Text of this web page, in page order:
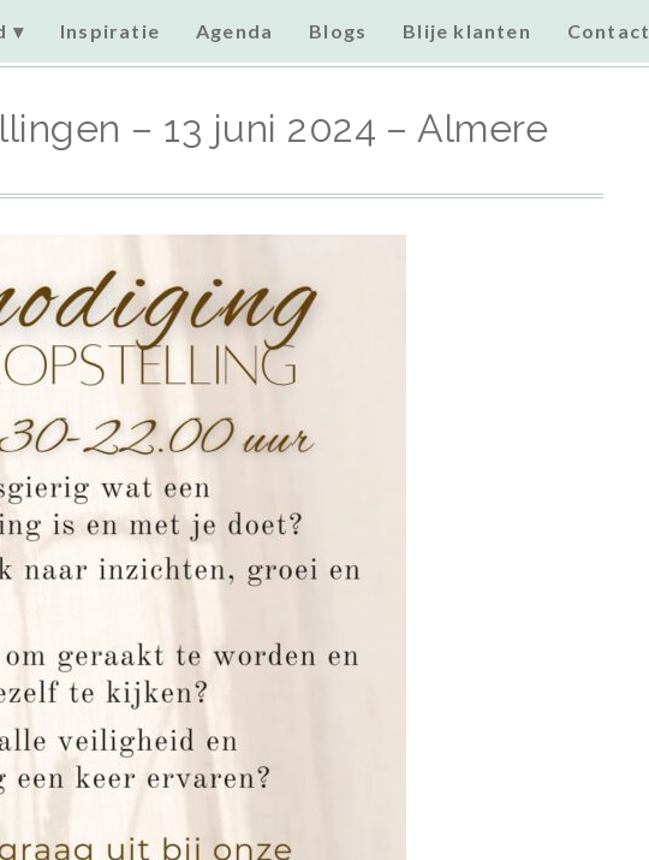
Inspiratie Agenda Blogs Blije klanten Contact
– 13 juni 2024 – Almere
– 13 juni 2024 – Almere